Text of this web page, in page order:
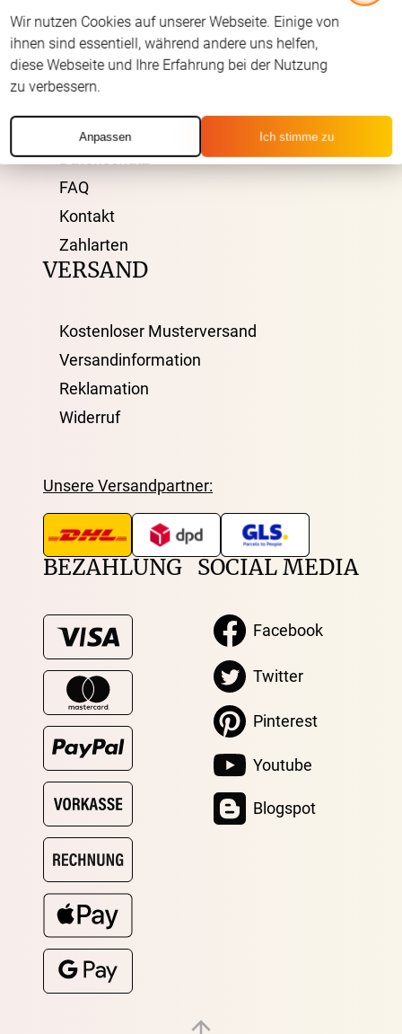
Wir nutzen Cookies auf unserer Webseite. Einige von
ihnen sind essentiell, während andere uns helfen,
diese Webseite und Ihre Erfahrung bei der Nutzung
zu verbessern.
Anpassen Ich stimme zu
ÜBER UNS
Impressum
Datenschutz
FAQ
Kontakt
Zahlarten
VERSAND
Kostenloser Musterversand
Versandinformation
Reklamation
Widerruf
Unsere Versandpartner:
BEZAHLUNG SOCIAL MEDIA
Facebook
Twitter
Pinterest
Youtube
Blogspot